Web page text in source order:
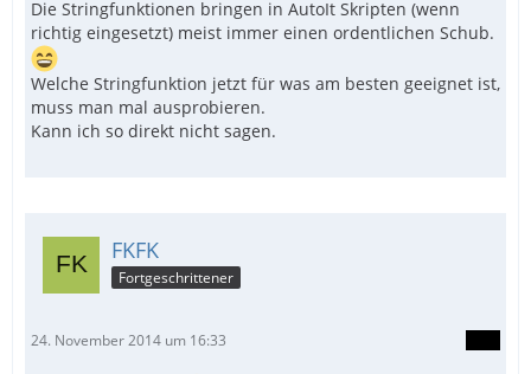
Die Stringfunktionen bringen in AutoIt Skripten (wenn
richtig eingesetzt) meist immer einen ordentlichen Schub.
Welche Stringfunktion jetzt für was am besten geeignet ist,
muss man mal ausprobieren.
Kann ich so direkt nicht sagen.
FKFK
Fortgeschrittener
24. November 2014 um 16:33